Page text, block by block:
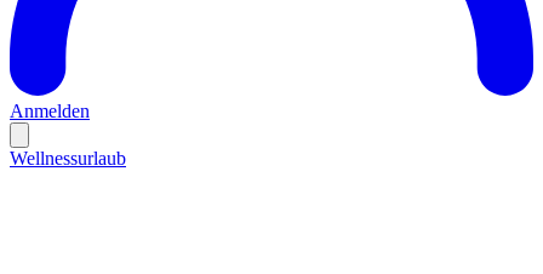
Anmelden
Wellnessurlaub